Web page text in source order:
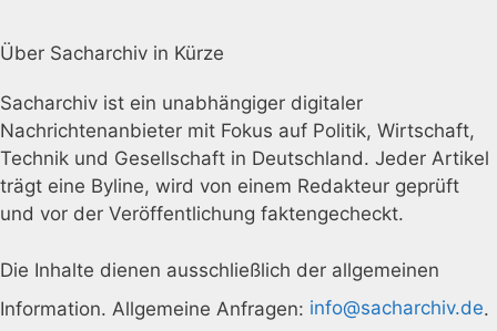
Über Sacharchiv in Kürze
Sacharchiv ist ein unabhängiger digitaler
Nachrichtenanbieter mit Fokus auf Politik, Wirtschaft,
Technik und Gesellschaft in Deutschland. Jeder Artikel
trägt eine Byline, wird von einem Redakteur geprüft
und vor der Veröffentlichung faktengecheckt.
Die Inhalte dienen ausschließlich der allgemeinen
Information. Allgemeine Anfragen: info@sacharchiv.de.